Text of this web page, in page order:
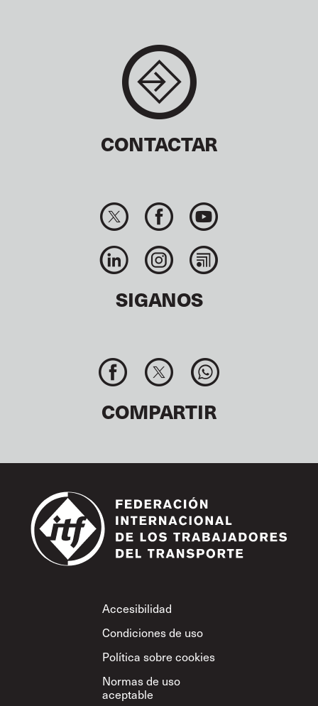
CONTACTAR
SIGANOS
COMPARTIR
Footer
Accesibilidad
Condiciones de uso
Política sobre cookies
Normas de uso
aceptable